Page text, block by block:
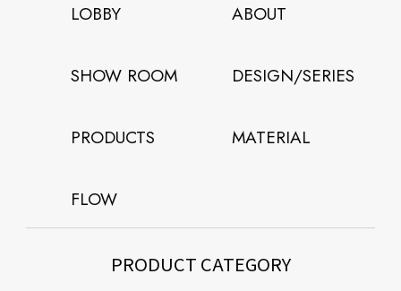
LOBBY ABOUT
SHOW ROOM DESIGN/SERIES
PRODUCTS MATERIAL
FLOW
PRODUCT CATEGORY